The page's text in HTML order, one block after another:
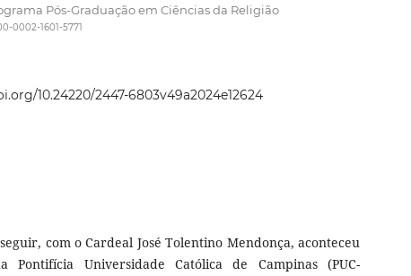
Pós-Graduação em Ciências da Religião
0002-1601-5771
10.24220/2447-6803v49a2024e12624
com o Cardeal José Tolentino Mendonça, aconteceu
Universidade Católica de Campinas (PUC-